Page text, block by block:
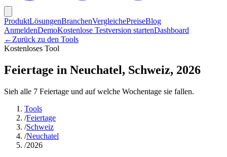
ProduktLösungenBranchenVergleichePreiseBlog
AnmeldenDemoKostenlose Testversion startenDashboard
← Zurück zu den Tools
Kostenloses Tool
Feiertage in Neuchatel, Schweiz, 2026
Sieh alle 7 Feiertage und auf welche Wochentage sie fallen.
Tools
/Feiertage
/Schweiz
/Neuchatel
/2026